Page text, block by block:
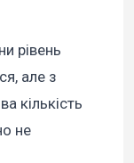
рівень
але з
кількість
не